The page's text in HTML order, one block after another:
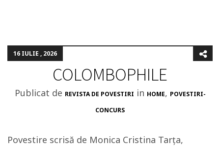
16 IULIE , 2026
COLOMBOPHILE
Publicat de REVISTA DE POVESTIRI in HOME, POVESTIRI-
CONCURS
Povestire scrisă de Monica Cristina Tarța,